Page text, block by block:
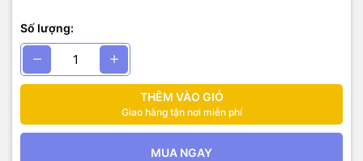
Số lượng:
THÊM VÀO GIỎ
Giao hàng tận nơi miễn phí
MUA NGAY